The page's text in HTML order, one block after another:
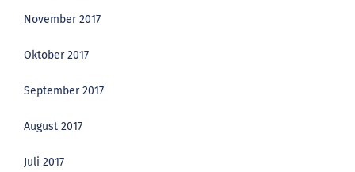
November 2017
Oktober 2017
September 2017
August 2017
Juli 2017